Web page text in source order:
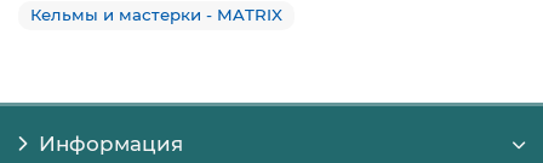
Кельмы и мастерки - MATRIX
Информация